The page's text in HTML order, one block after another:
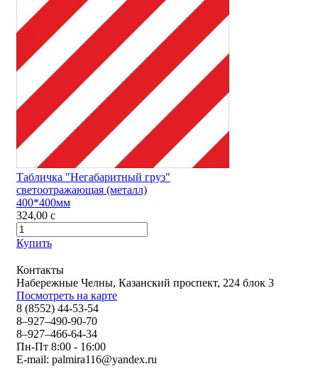
Табличка "Негабаритный груз"
светоотражающая (металл)
400*400мм
324,00 c
Купить
Контакты
Набережные Челны, Казанский проспект, 224 блок 3
Посмотреть на карте
8 (8552) 44-53-54
8–927–490-90-70
8–927–466-64-34
Пн-Пт 8:00 - 16:00
E-mail: palmira116@yandex.ru